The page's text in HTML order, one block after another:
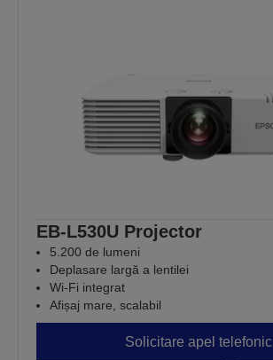
EB-L530U Projector
5.200 de lumeni
Deplasare largă a lentilei
Wi-Fi integrat
Afișaj mare, scalabil
Solicitare apel telefonic